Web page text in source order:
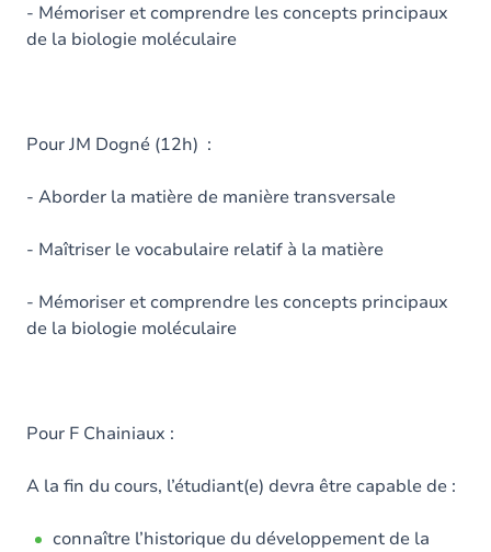
- Mémoriser et comprendre les concepts principaux
de la biologie moléculaire
Pour JM Dogné (12h) :
- Aborder la matière de manière transversale
- Maîtriser le vocabulaire relatif à la matière
- Mémoriser et comprendre les concepts principaux
de la biologie moléculaire
Pour F Chainiaux :
A la fin du cours, l’étudiant(e) devra être capable de :
connaître l’historique du développement de la